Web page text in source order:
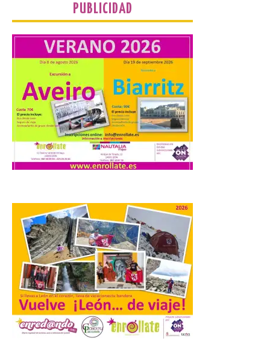
macroevento, un festival
cultural transformador
que apuesta por el legado.
6 Ago 2026
Los días 7, 8 y 9 de agosto
de 2026, Camarzana de
Tera volverá a convertirse
en punto de encuentro,
con la Villa Romana de
Orpheus. Vivimos un momento en el que la
música en directo mueve grandes
fenómenos de […]
El Ayuntamiento de
Cabrillanes analizará,
conforme a la legalidad, la
solicitud para la
celebración del Iberia
Eclipse Festival
6 Ago 2026
Durante la mañana de ayer
miércoles ha sido
PUBLICIDAD